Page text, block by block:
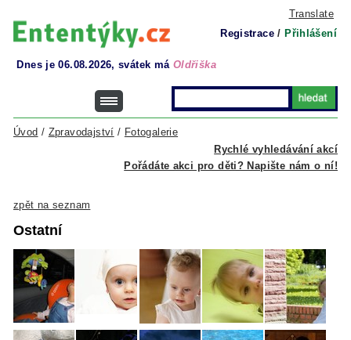
Translate
Registrace / Přihlášení
Dnes je 06.08.2026, svátek má Oldřiška
Rychlé vyhledávání akcí
Úvod / Zpravodajství / Fotogalerie
Pořádáte akci pro děti? Napište nám o ní!
zpět na seznam
Ostatní